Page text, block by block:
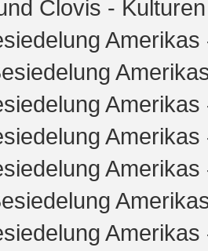
Clovis -
Amerikas
Amerikas
Amerikas
Amerikas
Amerikas